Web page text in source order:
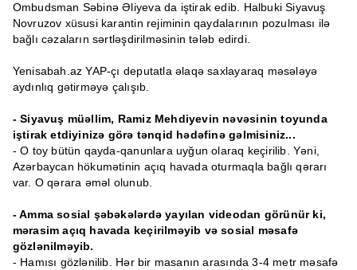
Ombudsman Səbinə Əliyeva da iştirak edib. Halbuki Siyavuş
Novruzov xüsusi karantin rejiminin qaydalarının pozulması ilə
bağlı cəzaların sərtləşdirilməsinin tələb edirdi.
Yenisabah.az YAP-çı deputatla əlaqə saxlayaraq məsələyə
aydınlıq gətirməyə çalışıb.
- Siyavuş müəllim, Ramiz Mehdiyevin nəvəsinin toyunda
iştirak etdiyinizə görə tənqid hədəfinə gəlmisiniz...
- O toy bütün qayda-qanunlara uyğun olaraq keçirilib. Yəni,
Azərbaycan hökumətinin açıq havada oturmaqla bağlı qərarı
var. O qərara əməl olunub.
- Amma sosial şəbəkələrdə yayılan videodan görünür ki,
mərasim açıq havada keçirilməyib və sosial məsafə
gözlənilməyib.
- Hamısı gözlənilib. Hər bir masanın arasında 3-4 metr məsafə